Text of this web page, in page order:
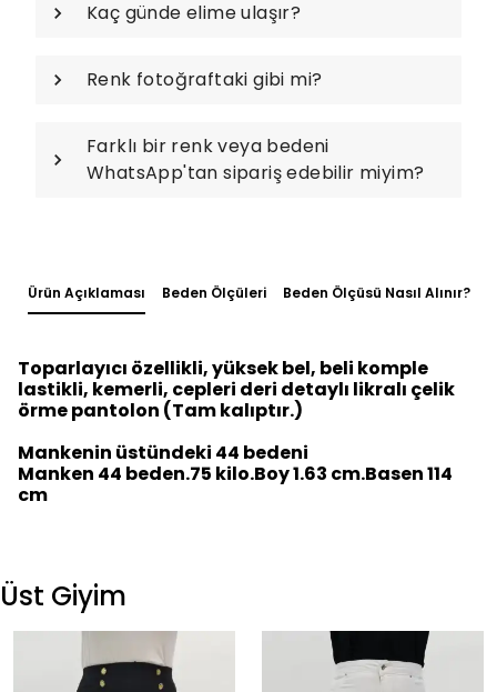
Kaç günde elime ulaşır?
Renk fotoğraftaki gibi mi?
Farklı bir renk veya bedeni
WhatsApp'tan sipariş edebilir miyim?
Ürün Açıklaması Beden Ölçüleri Beden Ölçüsü Nasıl Alınır?
Toparlayıcı özellikli, yüksek bel, beli komple
lastikli, kemerli, cepleri deri detaylı likralı çelik
örme pantolon (Tam kalıptır.)
Mankenin üstündeki 44 bedeni
Manken 44 beden.75 kilo.Boy 1.63 cm.Basen 114
cm
Üst Giyim